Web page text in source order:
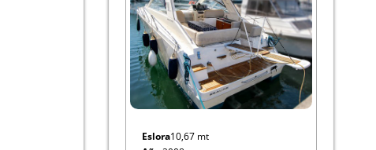
Eslora10,67 mt